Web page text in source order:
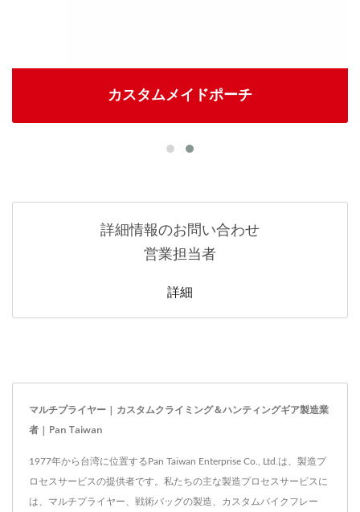
カスタムメイドポーチ
詳細情報のお問い合わせ
営業担当者
詳細
マルチプライヤー | カスタムクライミング＆ハンティングギア製造業
者 | Pan Taiwan
1977年から台湾に位置するPan Taiwan Enterprise Co., Ltd.は、製造プ
ロセスサービスの提供者です。私たちの主な製造プロセスサービスに
は、マルチプライヤー、戦術バッグの製造、カスタムバイクフレー